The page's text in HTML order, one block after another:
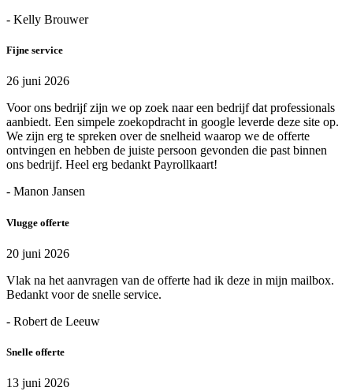
- Kelly Brouwer
Fijne service
26 juni 2026
Voor ons bedrijf zijn we op zoek naar een bedrijf dat professionals
aanbiedt. Een simpele zoekopdracht in google leverde deze site op.
We zijn erg te spreken over de snelheid waarop we de offerte
ontvingen en hebben de juiste persoon gevonden die past binnen
ons bedrijf. Heel erg bedankt Payrollkaart!
- Manon Jansen
Vlugge offerte
20 juni 2026
Vlak na het aanvragen van de offerte had ik deze in mijn mailbox.
Bedankt voor de snelle service.
- Robert de Leeuw
Snelle offerte
13 juni 2026